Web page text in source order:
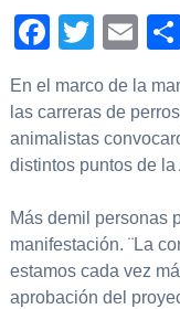
Twitter
En el marco de la
las carreras de
animalistas
distintos puntos de la
Más demil personas
manifestación. ¨La
estamos cada vez
aprobación del